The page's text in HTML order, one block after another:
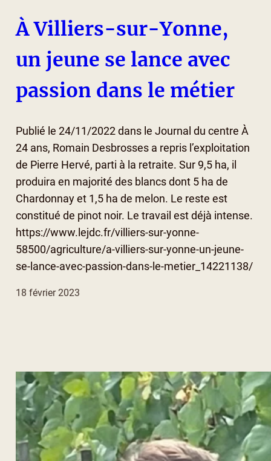
À Villiers-sur-Yonne,
un jeune se lance avec
passion dans le métier
Publié le 24/11/2022 dans le Journal du centre À
24 ans, Romain Desbrosses a repris l’exploitation
de Pierre Hervé, parti à la retraite. Sur 9,5 ha, il
produira en majorité des blancs dont 5 ha de
Chardonnay et 1,5 ha de melon. Le reste est
constitué de pinot noir. Le travail est déjà intense.
https://www.lejdc.fr/villiers-sur-yonne-
58500/agriculture/a-villiers-sur-yonne-un-jeune-
se-lance-avec-passion-dans-le-metier_14221138/
18 février 2023